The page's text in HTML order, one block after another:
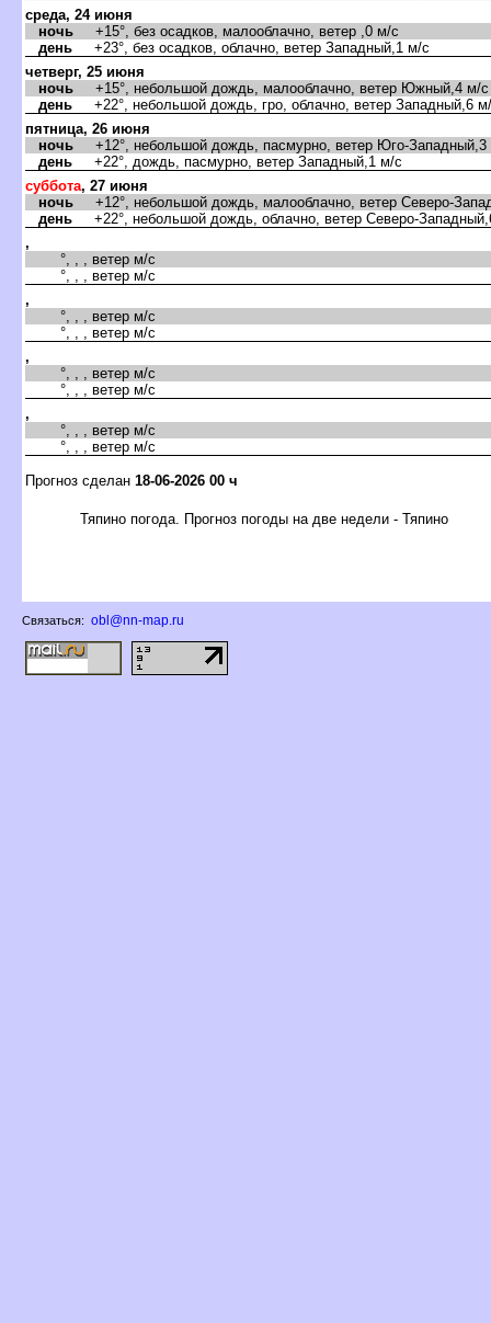
среда, 24 июня
ночь +15°, без осадков, малооблачно, ветер ,0 м/с
день +23°, без осадков, облачно, ветер Западный,1 м/с
четверг, 25 июня
ночь +15°, небольшой дождь, малооблачно, ветер Южный,4 м/с
день +22°, небольшой дождь, гро, облачно, ветер Западный,6
пятница, 26 июня
ночь +12°, небольшой дождь, пасмурно, ветер Юго-Западный,3
день +22°, дождь, пасмурно, ветер Западный,1 м/с
суббота, 27 июня
ночь +12°, небольшой дождь, малооблачно, ветер Северо-
день +22°, небольшой дождь, облачно, ветер Северо-
,
°, , , ветер м/с
°, , , ветер м/с
,
°, , , ветер м/с
°, , , ветер м/с
,
°, , , ветер м/с
°, , , ветер м/с
,
°, , , ветер м/с
°, , , ветер м/с
Прогноз сделан 18-06-2026 00 ч
Тяпино погода. Прогноз погоды на две недели - Тяпино
Связаться: obl@nn-map.ru